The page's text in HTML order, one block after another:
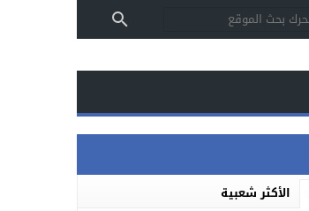
الأكثر شعبية